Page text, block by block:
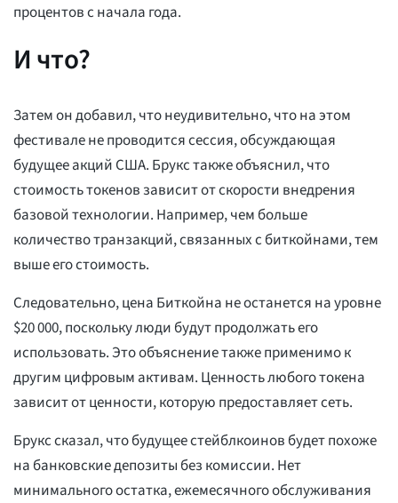
процентов с начала года.
И что?
Затем он добавил, что неудивительно, что на этом
фестивале не проводится сессия, обсуждающая
будущее акций США. Брукс также объяснил, что
стоимость токенов зависит от скорости внедрения
базовой технологии. Например, чем больше
количество транзакций, связанных с биткойнами, тем
выше его стоимость.
Следовательно, цена Биткойна не останется на уровне
$20 000, поскольку люди будут продолжать его
использовать. Это объяснение также применимо к
другим цифровым активам. Ценность любого токена
зависит от ценности, которую предоставляет сеть.
Брукс сказал, что будущее стейблкоинов будет похоже
на банковские депозиты без комиссии. Нет
минимального остатка, ежемесячного обслуживания